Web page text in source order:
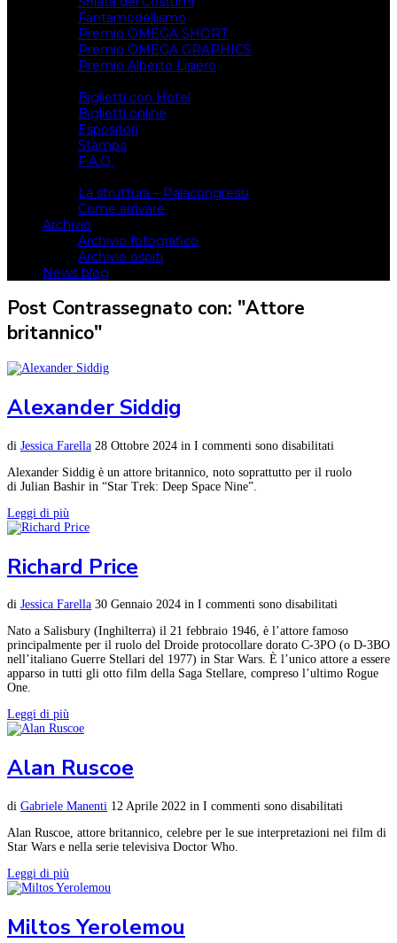
Fantamodellismo
Premio OMEGA SHORT
Premio OMEGA GRAPHICS
Premio Alberto Lisiero
Biglietti con Hotel
Biglietti online
Espositori
Stampa
F.A.Q.
La struttura – Palacongressi
Come arrivare
Archivio
Archivio fotografico
Archivio ospiti
News blog
Post Contrassegnato con: "Attore
britannico"
Alexander Siddig
di Jessica Farella 28 Ottobre 2024 in I commenti sono disabilitati
Alexander Siddig è un attore britannico, noto soprattutto per il ruolo
di Julian Bashir in “Star Trek: Deep Space Nine”.
Leggi di più
Richard Price
di Jessica Farella 30 Gennaio 2024 in I commenti sono disabilitati
Nato a Salisbury (Inghilterra) il 21 febbraio 1946, è l’attore famoso
principalmente per il ruolo del Droide protocollare dorato C-3PO (o D-3BO
nell’italiano Guerre Stellari del 1977) in Star Wars. È l’unico attore a essere
apparso in tutti gli otto film della Saga Stellare, compreso l’ultimo Rogue
One.
Leggi di più
Alan Ruscoe
di Gabriele Manenti 12 Aprile 2022 in I commenti sono disabilitati
Alan Ruscoe, attore britannico, celebre per le sue interpretazioni nei film di
Star Wars e nella serie televisiva Doctor Who.
Leggi di più
Miltos Yerolemou